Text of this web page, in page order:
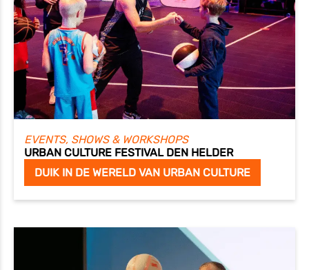
EVENTS, SHOWS & WORKSHOPS
URBAN CULTURE FESTIVAL DEN HELDER
DUIK IN DE WERELD VAN URBAN CULTURE